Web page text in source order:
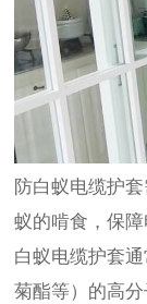
防白蚁电缆护
蚁的啃食，保
白蚁电缆护套
菊酯等）的高